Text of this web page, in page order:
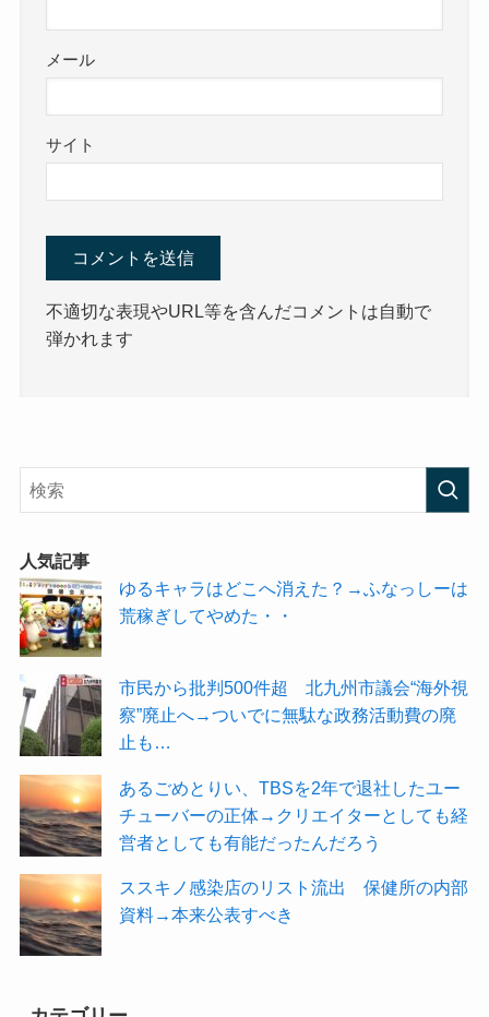
メール
サイト
不適切な表現やURL等を含んだコメントは自動で
弾かれます
人気記事
ゆるキャラはどこへ消えた？→ふなっしーは
荒稼ぎしてやめた・・
市民から批判500件超 北九州市議会“海外視
察”廃止へ→ついでに無駄な政務活動費の廃
止も…
あるごめとりい、TBSを2年で退社したユー
チューバーの正体→クリエイターとしても経
営者としても有能だったんだろう
ススキノ感染店のリスト流出 保健所の内部
資料→本来公表すべき